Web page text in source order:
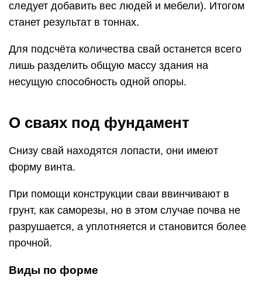
следует добавить вес людей и мебели). Итогом
станет результат в тоннах.
Для подсчёта количества свай останется всего
лишь разделить общую массу здания на
несущую способность одной опоры.
О сваях под фундамент
Снизу свай находятся лопасти, они имеют
форму винта.
При помощи конструкции сваи ввинчивают в
грунт, как саморезы, но в этом случае почва не
разрушается, а уплотняется и становится более
прочной.
Виды по форме